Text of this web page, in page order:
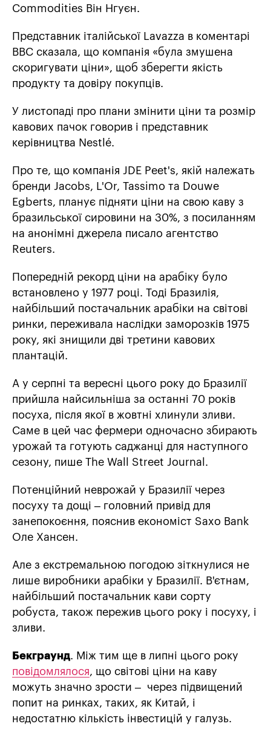
Commodities Він Нгуєн.
Представник італійської Lavazza в коментарі
ВВС сказала, що компанія «була змушена
скоригувати ціни», щоб зберегти якість
продукту та довіру покупців.
У листопаді про плани змінити ціни та розмір
кавових пачок говорив і представник
керівництва Nestlé.
Про те, що компанія JDE Peet's, якій належать
бренди Jacobs, L'Or, Tassimo та Douwe
Egberts, планує підняти ціни на свою каву з
бразильської сировини на 30%, з посиланням
на анонімні джерела писало агентство
Reuters.
Попередній рекорд ціни на арабіку було
встановлено у 1977 році. Тоді Бразилія,
найбільший постачальник арабіки на світові
ринки, переживала наслідки заморозків 1975
року, які знищили дві третини кавових
плантацій.
А у серпні та вересні цього року до Бразилії
прийшла найсильніша за останні 70 років
посуха, після якої в жовтні хлинули зливи.
Саме в цей час фермери одночасно збирають
урожай та готують саджанці для наступного
сезону, пише The Wall Street Journal.
Потенційний неврожай у Бразилії через
посуху та дощі – головний привід для
занепокоєння, пояснив економіст Saxo Bank
Оле Хансен.
Але з екстремальною погодою зіткнулися не
лише виробники арабіки у Бразилії. В'єтнам,
найбільший постачальник кави сорту
робуста, також пережив цього року і посуху, і
зливи.
Бекграунд. Між тим ще в липні цього року
повідомлялося, що світові ціни на каву
можуть значно зрости – через підвищений
попит на ринках, таких, як Китай, і
недостатню кількість інвестицій у галузь.